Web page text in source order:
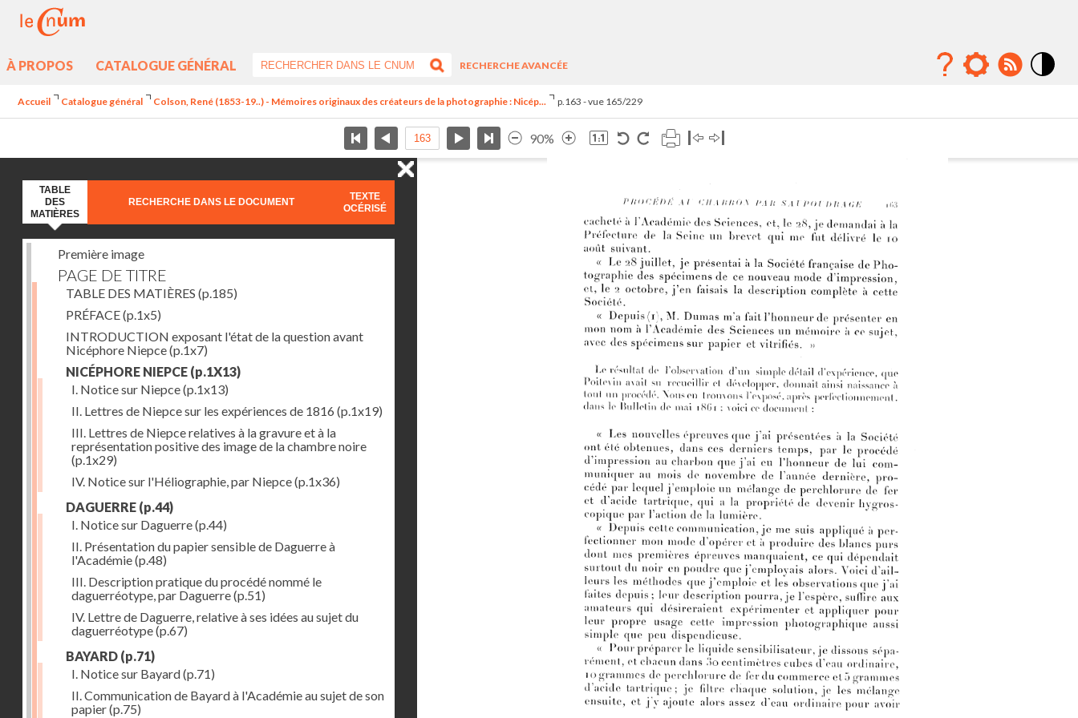
À PROPOS CATALOGUE GÉNÉRAL
RECHERCHE AVANCÉE
Accueil Catalogue général Colson, René (1853-19..) - Mémoires originaux des créateurs de la photographie : Nicép... p.163 - vue 165/229
90%
TABLE
DES
MATIÈRES
RECHERCHE DANS LE DOCUMENT
TEXTE
OCÉRISÉ
Première image
PAGE DE TITRE
TABLE DES MATIÈRES (p.185)
PRÉFACE(p.1x5)
INTRODUCTION exposant l'état de la question avant
Nicéphore Niepce(p.1x7)
NICÉPHORE NIEPCE (p.1X13)
I. Notice sur Niepce(p.1x13)
II. Lettres de Niepce sur les expériences de 1816 (p.1x19)
III. Lettres de Niepce relatives à la gravure et à la
représentation positive des image de la chambre noire
(p.1x29)
IV. Notice sur l'Héliographie, par Niepce(p.1x36)
DAGUERRE (p.44)
I. Notice sur Daguerre(p.44)
II. Présentation du papier sensible de Daguerre à
l'Académie(p.48)
III. Description pratique du procédé nommé le
daguerréotype, par Daguerre(p.51)
IV. Lettre de Daguerre, relative à ses idées au sujet du
daguerréotype(p.67)
BAYARD (p.71)
I. Notice sur Bayard(p.71)
II. Communication de Bayard à l'Académie au sujet de son
papier(p.75)